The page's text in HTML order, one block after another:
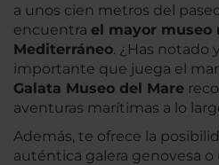
a unos cien metros del
encuentra el mayor museo
Mediterráneo. ¿Has notado
importante que juega el
Galata Museo del Mare
aventuras marítimas a lo
Además, te ofrece la
auténtica galera genovesa